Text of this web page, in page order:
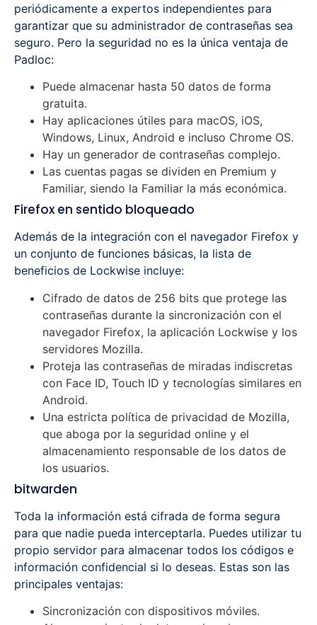
periódicamente a expertos independientes para
garantizar que su administrador de contraseñas sea
seguro. Pero la seguridad no es la única ventaja de
Padloc:
Puede almacenar hasta 50 datos de forma
gratuita.
Hay aplicaciones útiles para macOS, iOS,
Windows, Linux, Android e incluso Chrome OS.
Hay un generador de contraseñas complejo.
Las cuentas pagas se dividen en Premium y
Familiar, siendo la Familiar la más económica.
Firefox en sentido bloqueado
Además de la integración con el navegador Firefox y
un conjunto de funciones básicas, la lista de
beneficios de Lockwise incluye:
Cifrado de datos de 256 bits que protege las
contraseñas durante la sincronización con el
navegador Firefox, la aplicación Lockwise y los
servidores Mozilla.
Proteja las contraseñas de miradas indiscretas
con Face ID, Touch ID y tecnologías similares en
Android.
Una estricta política de privacidad de Mozilla,
que aboga por la seguridad online y el
almacenamiento responsable de los datos de
los usuarios.
bitwarden
Toda la información está cifrada de forma segura
para que nadie pueda interceptarla. Puedes utilizar tu
propio servidor para almacenar todos los códigos e
información confidencial si lo deseas. Estas son las
principales ventajas:
Sincronización con dispositivos móviles.